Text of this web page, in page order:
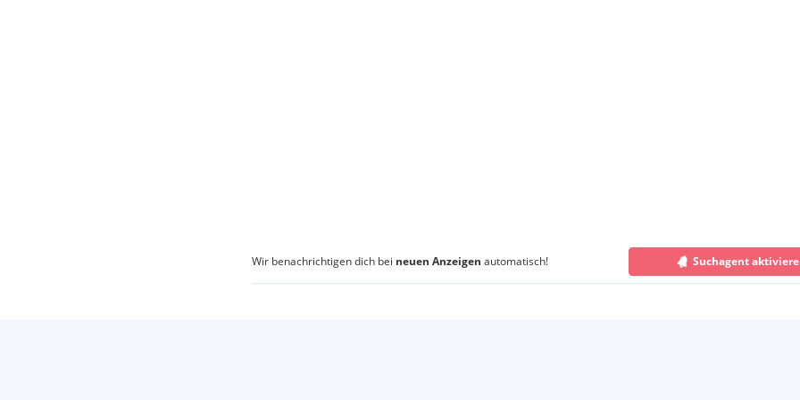
Wir benachrichtigen dich bei neuen Anzeigen automatisch! Suchagent